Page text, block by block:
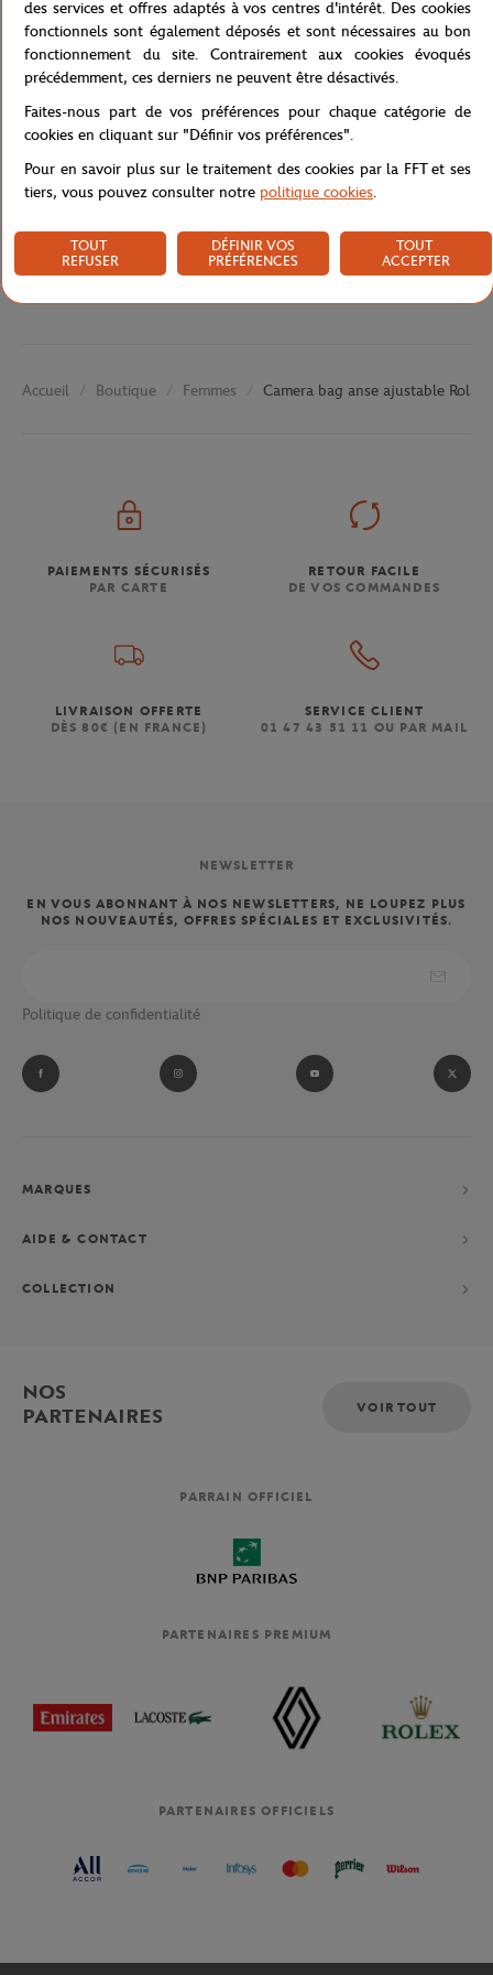
toute sécurité pendant votre journée sur le stade.
RBGU0319-MAR-TU
Caractéristiques
Livraison et retours
Accueil Boutique Femmes Camera bag anse ajustable
PAIEMENTS SÉCURISÉS
PAR CARTE
RETOUR FACILE
DE VOS COMMANDES
LIVRAISON OFFERTE
DÈS 80€ (EN FRANCE)
SERVICE CLIENT
01 47 43 51 11 OU PAR MAIL
NEWSLETTER
EN VOUS ABONNANT À NOS NEWSLETTERS, NE LOUPEZ PLUS
NOS NOUVEAUTÉS, OFFRES SPÉCIALES ET EXCLUSIVITÉS.
Politique de confidentialité
MARQUES
AIDE & CONTACT
COLLECTION
NOS
PARTENAIRES
VOIR TOUT
PARRAIN OFFICIEL
PARTENAIRES PREMIUM
PARTENAIRES OFFICIELS
des services et offres adaptés à vos centres d'intérêt. Des cookies
fonctionnels sont également déposés et sont nécessaires au bon
fonctionnement du site. Contrairement aux cookies évoqués
précédemment, ces derniers ne peuvent être désactivés.
Faites-nous part de vos préférences pour chaque catégorie de
cookies en cliquant sur "Définir vos préférences".
Pour en savoir plus sur le traitement des cookies par la FFT et ses
tiers, vous pouvez consulter notre politique cookies.
TOUT
REFUSER
DÉFINIR VOS
PRÉFÉRENCES
TOUT
ACCEPTER